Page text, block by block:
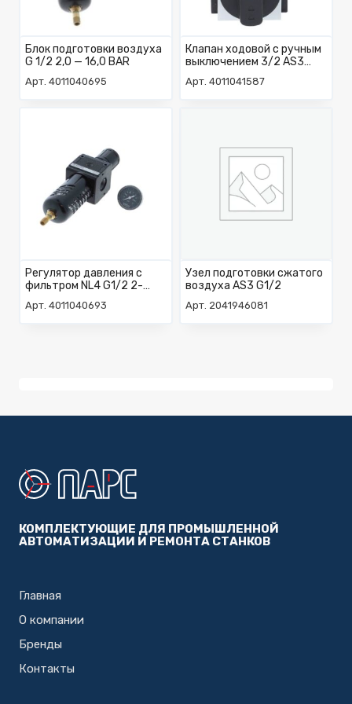
Блок подготовки воздуха
G 1/2 2,0 — 16,0 BAR
Арт. 4011040695
Клапан ходовой с ручным
выключением 3/2 AS3
Арт. 4011041587
Регулятор давления с
фильтром NL4 G1/2 2-
Арт. 4011040693
Узел подготовки сжатого
воздуха AS3 G1/2
Арт. 2041946081
КОМПЛЕКТУЮЩИЕ ДЛЯ ПРОМЫШЛЕННОЙ
АВТОМАТИЗАЦИИ И РЕМОНТА СТАНКОВ
Главная
О компании
Бренды
Контакты